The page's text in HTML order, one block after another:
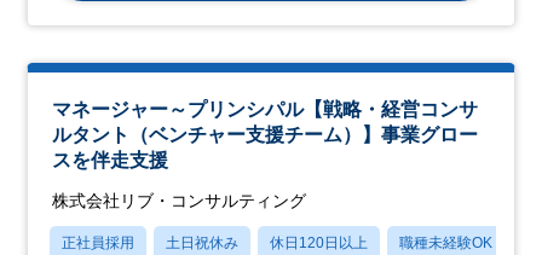
マネージャー～プリンシパル【戦略・経営コンサ
ルタント（ベンチャー支援チーム）】事業グロー
スを伴走支援
株式会社リブ・コンサルティング
正社員採用 土日祝休み 休日120日以上 職種未経験OK